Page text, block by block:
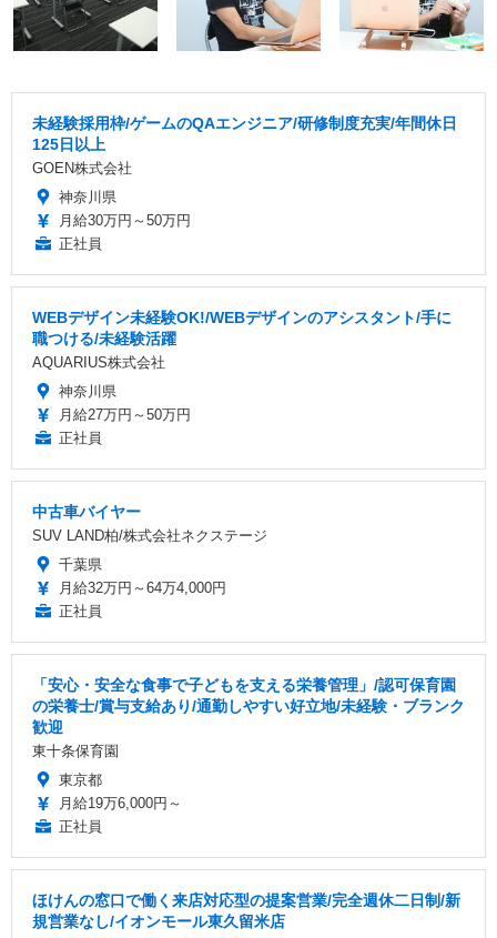
未経験採用枠/ゲームのQAエンジニア/研修制度充実/年間休日
125日以上
GOEN株式会社
神奈川県
月給30万円～50万円
正社員
WEBデザイン未経験OK!/WEBデザインのアシスタント/手に
職つける/未経験活躍
AQUARIUS株式会社
神奈川県
月給27万円～50万円
正社員
中古車バイヤー
SUV LAND柏/株式会社ネクステージ
千葉県
月給32万円～64万4,000円
正社員
「安心・安全な食事で子どもを支える栄養管理」/認可保育園
の栄養士/賞与支給あり/通勤しやすい好立地/未経験・ブランク
歓迎
東十条保育園
東京都
月給19万6,000円～
正社員
ほけんの窓口で働く来店対応型の提案営業/完全週休二日制/新
規営業なし/イオンモール東久留米店